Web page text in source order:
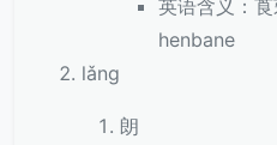
英语含义：
henbane
lǎng
朗